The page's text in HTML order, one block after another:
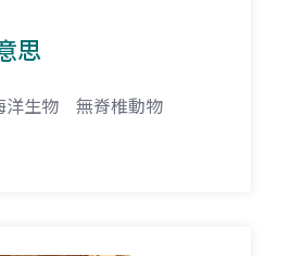
思
洋生物 無脊椎動物